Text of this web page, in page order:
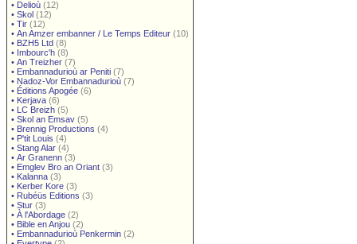
• Delioù (12)
• Skol (12)
• Tir (12)
• An Amzer embanner / Le Temps Editeur (10)
• BZH5 Ltd (8)
• Imbourc'h (8)
• An Treizher (7)
• Embannadurioù ar Peniti (7)
• Nadoz-Vor Embannadurioù (7)
• Éditions Apogée (6)
• Kerjava (6)
• LC Breizh (5)
• Skol an Emsav (5)
• Brennig Productions (4)
• P'tit Louis (4)
• Stang Alar (4)
• Ar Granenn (3)
• Emglev Bro an Oriant (3)
• Kalanna (3)
• Kerber Kore (3)
• Rubéüs Editions (3)
• Stur (3)
• À l'Abordage (2)
• Bible en Anjou (2)
• Embannadurioù Penkermin (2)